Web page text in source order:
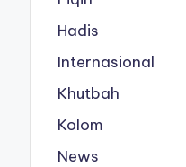
Hadis
Internasional
Khutbah
Kolom
News